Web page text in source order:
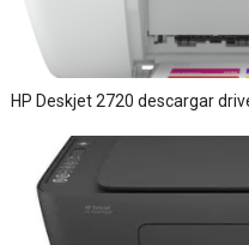
HP Deskjet 2720 descargar